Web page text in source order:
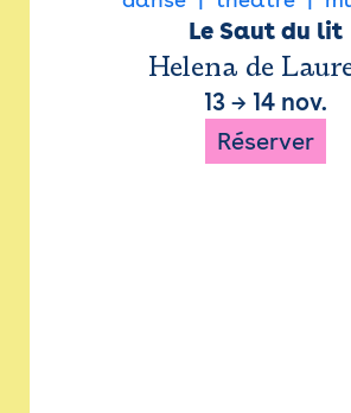
Le Saut du lit
Helena de
13 → 14 nov.
Réserver